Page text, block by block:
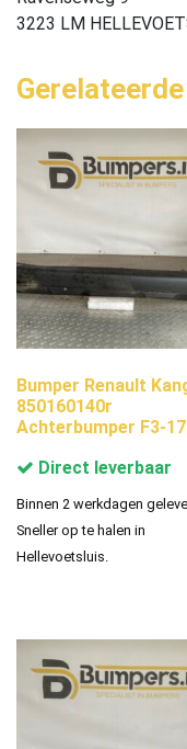
3223 LM
Bumper Renault
850160140r
Achterbumper F3-
Direct leverbaar
Binnen 2 werkdagen
Sneller op te halen in
Hellevoetsluis.